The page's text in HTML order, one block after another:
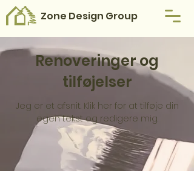
Zone Design Group
Renoveringer og
tilføjelser
Jeg er et afsnit. Klik her for at tilføje din
egen tekst og redigere mig.